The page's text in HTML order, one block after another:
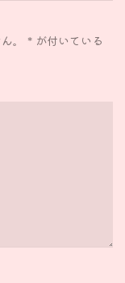
。 * が付いている